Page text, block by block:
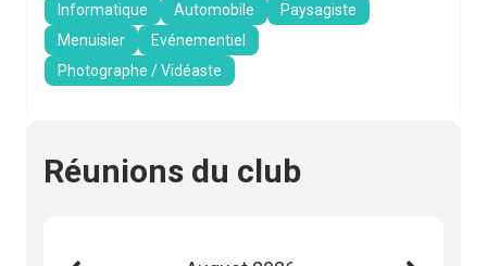
Informatique
Automobile
Paysagiste
Menuisier
Evénementiel
Photographe / Vidéaste
Réunions du club